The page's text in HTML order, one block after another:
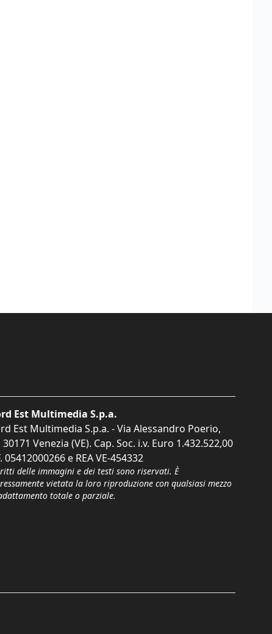
Est Multimedia S.p.a.
Est Multimedia S.p.a. - Via Alessandro Poerio,
30171 Venezia (VE). Cap. Soc. i.v. Euro 1.432.522,00
05412000266 e REA VE-454332
delle immagini e dei testi sono riservati. È
vietata la loro riproduzione con qualsiasi mezzo
totale o parziale.